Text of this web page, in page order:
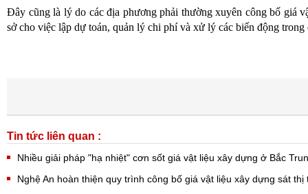
Đây cũng là lý do các địa phương phải thường xuyên công bố giá
sở cho việc lập dự toán, quản lý chi phí và xử lý các biến động
Tin tức liên quan :
Nhiều giải pháp "hạ nhiệt" cơn sốt giá vật liệu xây dựng ở Bắc
Nghệ An hoàn thiện quy trình công bố giá vật liệu xây dựng sát